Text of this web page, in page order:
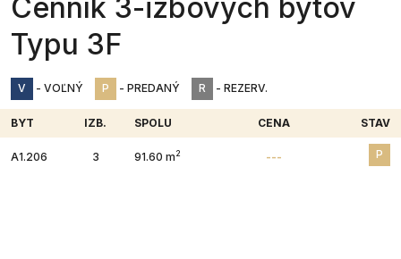
Cenník 3-izbových bytov
Typu 3F
V - VOĽNÝ P - PREDANÝ R - REZERV.
BYT IZB. SPOLU CENA STAV
A1.206 3 91.60 m2 --- P